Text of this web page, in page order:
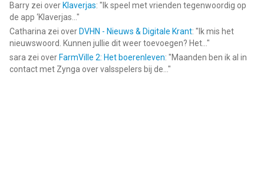
Barry zei over Klaverjas: " Ik speel met vrienden tegenwoordig op
de app ‘Klaverjas... "
Catharina zei over DVHN - Nieuws & Digitale Krant: " Ik mis het
nieuwswoord. Kunnen jullie dit weer toevoegen? Het... "
sara zei over FarmVille 2: Het boerenleven: "Maanden ben ik al in
contact met Zynga over valsspelers bij de... "